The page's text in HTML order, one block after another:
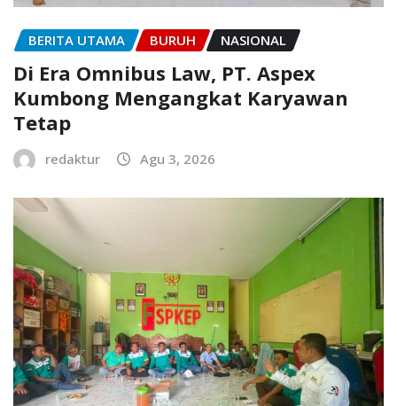
BERITA UTAMA BURUH NASIONAL
Di Era Omnibus Law, PT. Aspex
Kumbong Mengangkat Karyawan
Tetap
redaktur Agu 3, 2026